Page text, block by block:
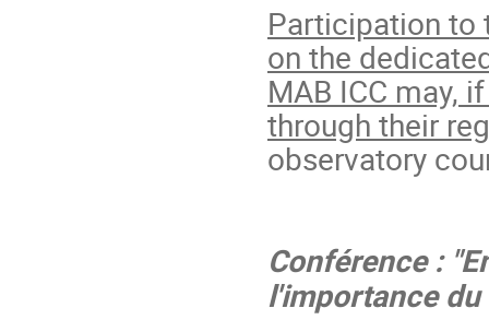
Participation to
on the
MAB ICC may,
through their
observatory
Conférence :
l'importance